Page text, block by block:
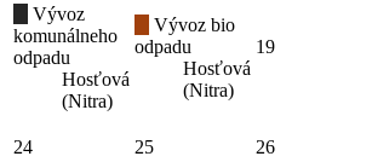
Vývoz
komunálneho
odpadu
Hosťová
(Nitra)
Vývoz bio
odpadu
Hosťová
(Nitra)
19
24 25 26